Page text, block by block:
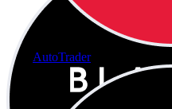
AutoTrader